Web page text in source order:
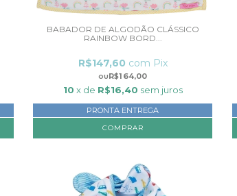
BABADOR DE ALGODÃO CLÁSSICO
RAINBOW BORD...
R$164,00
R$147,60 com Pix
10 x de R$16,40 sem juros
PRONTA ENTREGA